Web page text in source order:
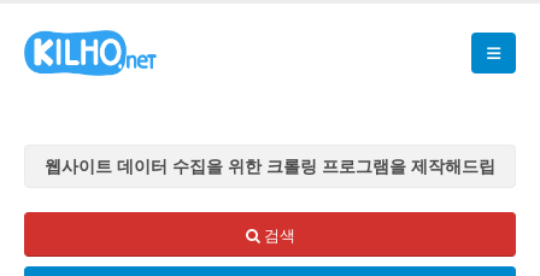
웹사이트 데이터 수집을 위한 크롤링 프로그램을 제작해드립
웹사이트 데이터 수집을 위한 크롤링 프로그램을 제작해드립
니다
검색